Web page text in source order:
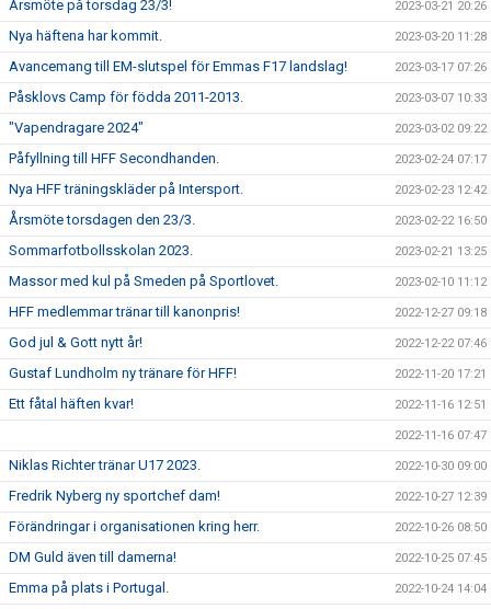
Årsmöte på torsdag 23/3! 2023-03-21 20:26
Nya häftena har kommit. 2023-03-20 11:28
Avancemang till EM-slutspel för Emmas F17 landslag! 2023-03-17 07:26
Påsklovs Camp för födda 2011-2013. 2023-03-07 10:33
"Vapendragare 2024" 2023-03-02 09:22
Påfyllning till HFF Secondhanden. 2023-02-24 07:17
Nya HFF träningskläder på Intersport. 2023-02-23 12:42
Årsmöte torsdagen den 23/3. 2023-02-22 16:50
Sommarfotbollsskolan 2023. 2023-02-21 13:25
Massor med kul på Smeden på Sportlovet. 2023-02-10 11:12
HFF medlemmar tränar till kanonpris! 2022-12-27 09:18
God jul & Gott nytt år! 2022-12-22 07:46
Gustaf Lundholm ny tränare för HFF! 2022-11-20 17:21
Ett fåtal häften kvar! 2022-11-16 12:51
2022-11-16 07:47
Niklas Richter tränar U17 2023. 2022-10-30 09:00
Fredrik Nyberg ny sportchef dam! 2022-10-27 12:39
Förändringar i organisationen kring herr. 2022-10-26 08:50
DM Guld även till damerna! 2022-10-25 07:45
Emma på plats i Portugal. 2022-10-24 14:04